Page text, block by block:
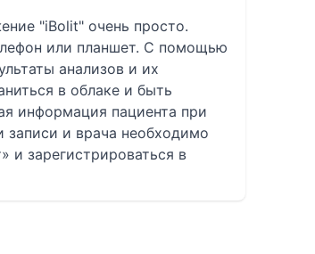
"iBolit" очень просто.
или планшет. С помощью
анализов и их
в облаке и быть
информация пациента при
и врача необходимо
и зарегистрироваться в